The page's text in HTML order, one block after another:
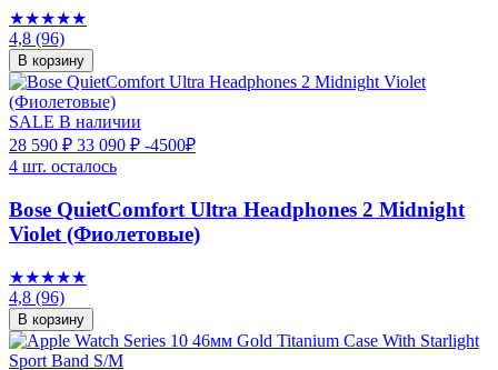
★★★★★
4,8 (96)
В корзину
SALE В наличии
28 590 ₽ 33 090 ₽ -4500₽
4 шт. осталось
Bose QuietComfort Ultra Headphones 2 Midnight
Violet (Фиолетовые)
★★★★★
4,8 (96)
В корзину